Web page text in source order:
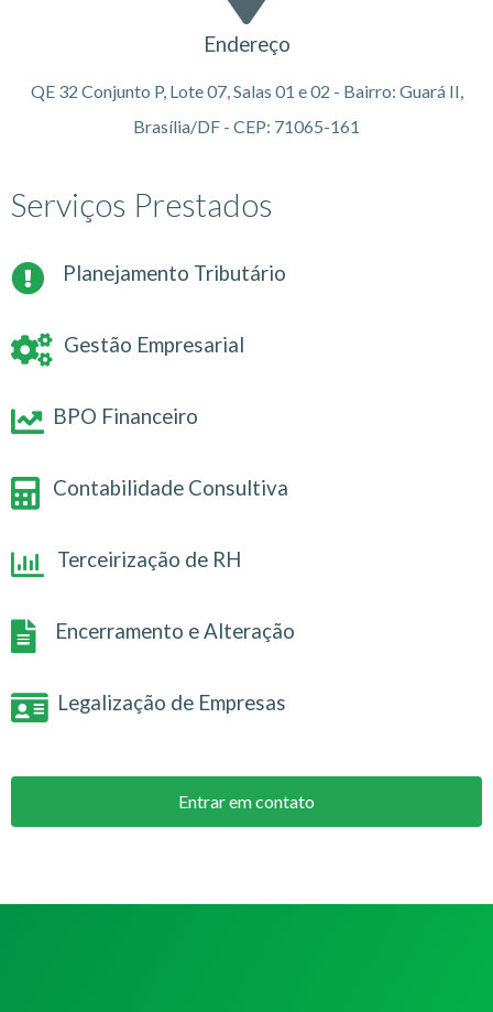
Endereço
QE 32 Conjunto P, Lote 07, Salas 01 e 02 - Bairro: Guará II,
Brasília/DF - CEP: 71065-161
Serviços Prestados
Planejamento Tributário
Gestão Empresarial
BPO Financeiro
Contabilidade Consultiva
Terceirização de RH
Encerramento e Alteração
Legalização de Empresas
Entrar em contato